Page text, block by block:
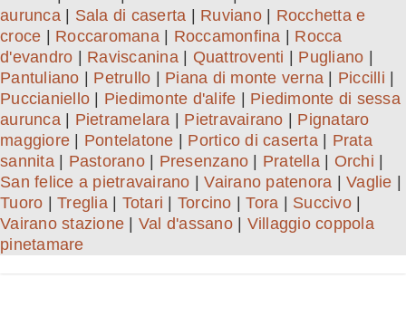
aurunca| Sala di caserta Ruviano| Rocchetta e
croce
Roccaromana| Roccamonfina
Rocca
d'evandro
Raviscanina| Quattroventi Pugliano
Pantuliano
Petrullo Piana di monte verna Piccilli
Puccianiello
Piedimonte d'alife
Piedimonte di sessa
aurunca| Pietramelara Pietravairano
Pignataro
maggiore
Pontelatone Portico di caserta| Prata
sannita| Pastorano| Presenzano Pratella| Orchi
San felice a pietravairano |Vairano patenora Vaglie
Tuoro
Treglia| Totari Torcino |Tora Succivo|
Vairano stazione
Val d'assano| Villaggio coppola
pinetamare